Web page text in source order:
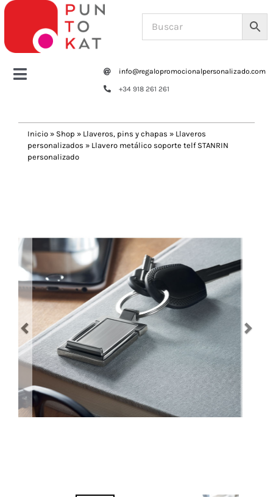
Saltar
contenido
Toggle
Tazas y botellas
Escritura
Navidad 🎄 Invierno
Tecnología
Más Regalos
info@regalopromocionalpersonalizado.com
+34 918 261 261
Inicio » Shop » Llaveros, pins y chapas » Llaveros
personalizados » Llavero metálico soporte telf STANRIN
personalizado